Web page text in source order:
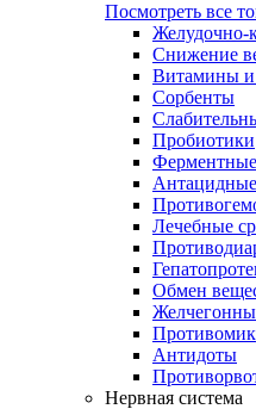
Посмотреть все
Снижение
Витамины
Сорбенты
Пробиотики
Ферментные
Антацидные
Лечебные
Обмен
Антидоты
Нервная система